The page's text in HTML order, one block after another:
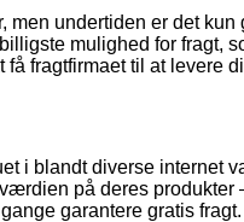
men undertiden er det
mulighed for fragt,
fragtfirmaet til at levere
i blandt diverse internet
på deres produkter
garantere gratis fragt.